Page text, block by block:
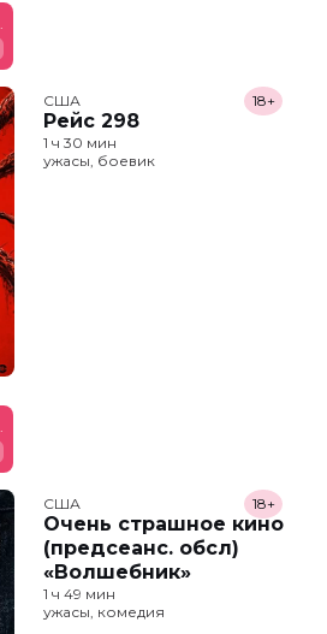
США
Рейс 298
18+
1 ч 30 мин
ужасы, боевик
США
Очень страшное кино
(предсеанс. обсл)
«Волшебник»
18+
1 ч 49 мин
ужасы, комедия